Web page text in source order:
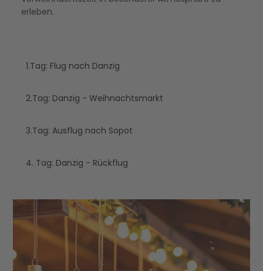
erleben.
1.Tag: Flug nach Danzig
2.Tag: Danzig - Weihnachtsmarkt
3.Tag: Ausflug nach Sopot
4. Tag: Danzig - Rückflug